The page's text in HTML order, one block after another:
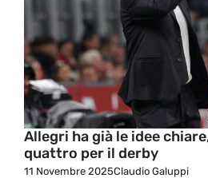
Allegri ha già le idee
quattro per il derby
11 Novembre 2025Claudio Galuppi